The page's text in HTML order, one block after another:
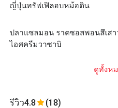
ญี่ปุ่นทรัฟเฟิลอบหม้อดิน
ปลาแซลมอน ราดซอสพอนสึเสา
ไอศครีมวาซาบิ
ดูทั้งห
รีวิว4.8 (18)